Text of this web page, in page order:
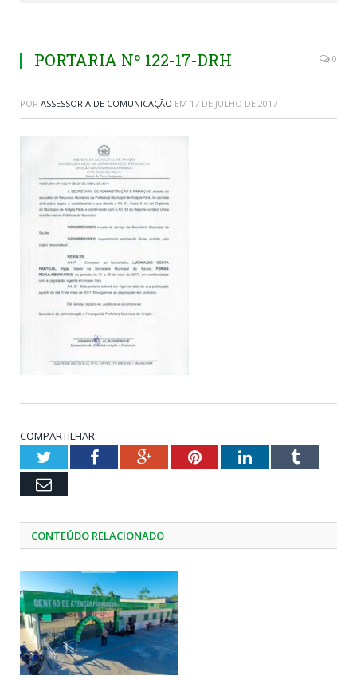
PORTARIA Nº 122-17-DRH 0
POR ASSESSORIA DE COMUNICAÇÃO EM 17 DE JULHO DE 2017
COMPARTILHAR:
TwitterFacebookGoogle+PinterestLinkedInTumblr
Email
CONTEÚDO RELACIONADO